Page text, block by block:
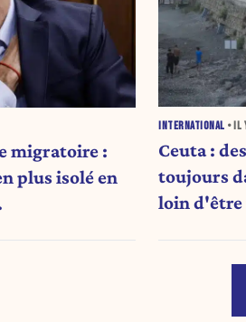
migratoire :
plus isolé en
INTERNATIONAL • IL
Ceuta :
toujours
loin